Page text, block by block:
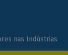
nas Indústrias